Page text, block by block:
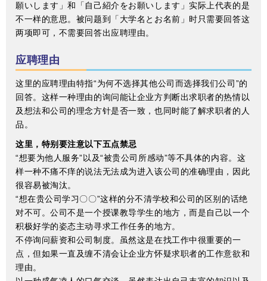
願いします」和「自己紹介をお願いします」实际上代表的是
不一样的意思。被问题到「大学名とお名前」时只需要回答这
两项即可，不需要回答出应聘理由。
应聘理由
这里的应聘理由特指“为何不选择其他公司而选择我们公司”的
回答。这样一种理由的询问能让企业方判断出求职者的热情以
及想法和公司的理念方针是否一致，也同时能了解求职者的人
品。
这里，特别要注意以下五点禁忌
“想要为他人服务”以及“被贵公司所感动”等不具体的内容。这
样一种不痛不痒的说法无法成为进入该公司的准确理由，因此
很容易被淘汰。
“想在贵公司学习〇〇”这样的分不清学校和公司的区别的话绝
对不可。公司不是一个授课教导学生的地方，而是自己以一个
积极好学的姿态主动寻求工作任务的地方。
不停询问薪资和公司制度。虽然这是在找工作中很重要的一
点，但如果一直及缠不清会让企业方怀疑求职者的工作意欲和
理由。